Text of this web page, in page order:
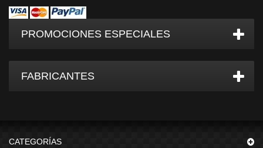
PROMOCIONES ESPECIALES
FABRICANTES
CATEGORÍAS